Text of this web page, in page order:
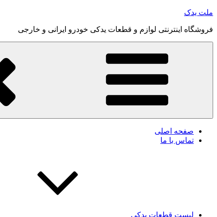
رفتن
محتوا
ملت یدک
فروشگاه اینترنتی لوازم و قطعات یدکی خودرو ایرانی و خارجی
صفحه اصلی
تماس با ما
لیست قطعات یدکی